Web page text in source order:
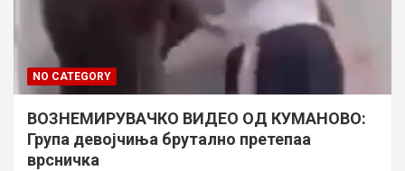
NO CATEGORY
ВОЗНЕМИРУВАЧКО ВИДЕО ОД КУМАНОВО:
Група девојчиња брутално претепаа
врсничка